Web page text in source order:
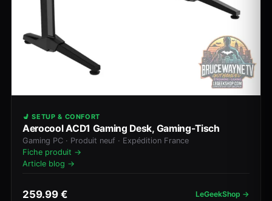
💺 SETUP & CONFORT
Aerocool ACD1 Gaming Desk, Gaming-Tisch
Gaming PC · Produit neuf · Expédition France
Fiche produit →
Article blog →
259.99 € LeGeekShop →